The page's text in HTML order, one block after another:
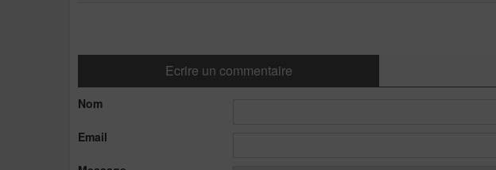
Ecrire un commentaire
Nom
Email